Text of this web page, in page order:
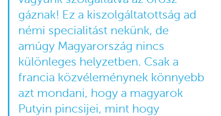
gáznak! Ez a kiszolgáltatottság ad
némi specialitást nekünk, de
amúgy Magyarország nincs
különleges helyzetben. Csak a
francia közvéleménynek könnyebb
azt mondani, hogy a magyarok
Putyin pincsijei, mint hogy